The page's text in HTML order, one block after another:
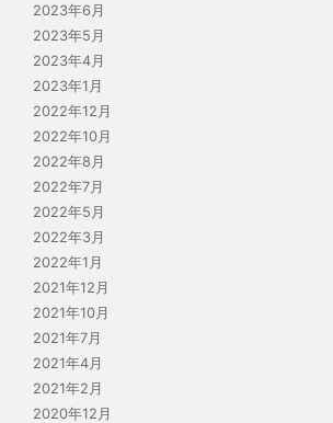
2023年6月
2023年5月
2023年4月
2023年1月
2022年12月
2022年10月
2022年8月
2022年7月
2022年5月
2022年3月
2022年1月
2021年12月
2021年10月
2021年7月
2021年4月
2021年2月
2020年12月